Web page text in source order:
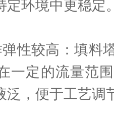
定环境中更稳定
较高：填料塔
一定的流量范
泛，便于工艺调